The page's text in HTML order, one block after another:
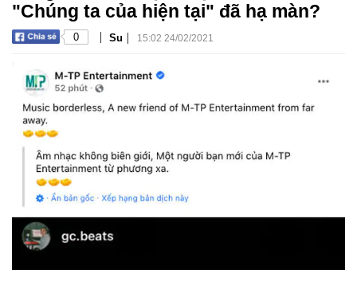
"Chúng ta của hiện tại" đã hạ màn?
0 | Su | 15:02 24/02/2021